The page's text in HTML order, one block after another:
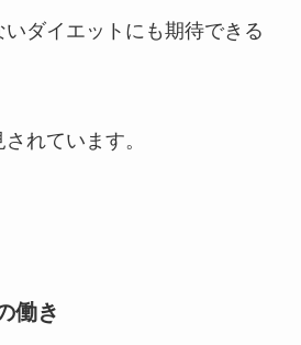
ダイエットにも期待できる
れています。
働き